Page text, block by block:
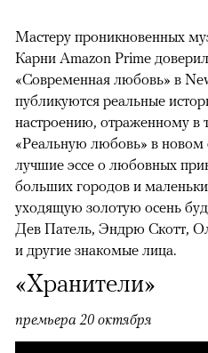
Мастеру проникновенных
Карни Amazon Prime
«Современная любовь» в
публикуются реальные
настроению, отраженному в
«Реальную любовь» в
лучшие эссе о любовных
больших городов и
уходящую золотую осень
Дев Патель, Эндрю Скотт,
и другие знакомые лица.
«Хранители»
премьера 20 октября